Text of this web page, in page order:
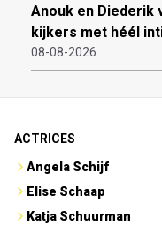
Anouk en Diederik
kijkers met héél
08-08-2026
ACTRICES
Angela Schijf
Elise Schaap
Katja Schuurman